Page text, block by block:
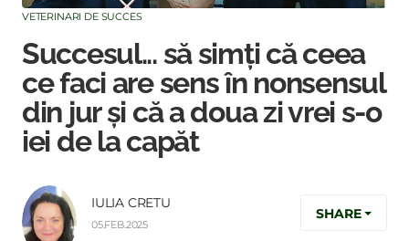
VETERINARI DE SUCCES
Succesul... să simți că ceea
ce faci are sens în nonsensul
din jur și că a doua zi vrei s-o
iei de la capăt
IULIA CRETU
05.FEB.2025
SHARE